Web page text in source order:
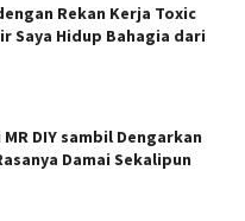
Rekan Kerja Toxic
Saya Hidup Bahagia dari
DIY sambil Dengarkan
Damai Sekalipun